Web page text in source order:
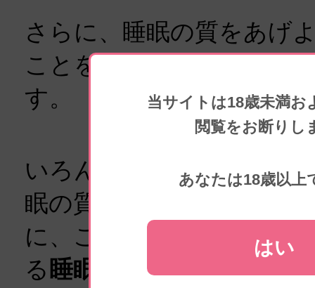
さらに、睡眠の質をあげ
ことを試したというケー
す。
いろんなことは試したし
眠の質は上がらない・・
に、ここでは、手軽に日
る 睡眠の質を上げるポイ
当サイトは18歳未満お
閲覧をお断りし
あなたは18歳以上
はい